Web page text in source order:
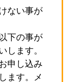
ない事が
下の事が
します。
申し込み
ます。メ